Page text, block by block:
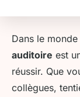
Dans le
auditoire est
réussir. Que
collègues,